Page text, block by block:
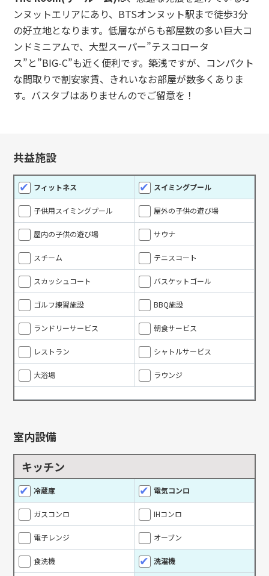
ンヌットエリアにあり、BTSオンヌット駅まで徒歩3分
の好立地となります。低層ながらも部屋数の多い巨大コ
ンドミニアムで、大型スーパー”テスコロータ
ス”と”BIG-C”も近く便利です。築浅ですが、コンパクト
な間取りで割安家賃、きれいなお部屋が数多くありま
す。バスタブはありませんのでご留意を！
共益施設
フィットネス スイミングプール
子供用スイミングプール 屋外の子供の遊び場
屋内の子供の遊び場 サウナ
スチーム テニスコート
スカッシュコート バスケットゴール
ゴルフ練習施設 BBQ施設
ランドリーサービス 朝食サービス
レストラン シャトルサービス
大浴場 ラウンジ
室内設備
キッチン
冷蔵庫 電気コンロ
ガスコンロ IHコンロ
電子レンジ オーブン
食洗機 洗濯機